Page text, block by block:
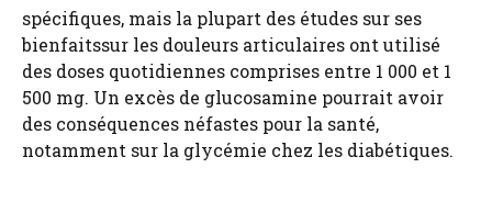
spécifiques, mais la plupart des études sur ses
bienfaitssur les douleurs articulaires ont utilisé
des doses quotidiennes comprises entre 1 000 et 1
500 mg. Un excès de glucosamine pourrait avoir
des conséquences néfastes pour la santé,
notamment sur la glycémie chez les diabétiques.